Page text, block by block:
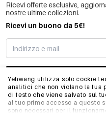
Yehwang utilizza solo cookie
analitici che non violano la tua
di testo che viene salvato sul
al tuo primo accesso a questo
sono necessari per il
Ricevi offerte esclusive,
nostre ultime collezioni.
Ricevi un buono da 5€!
MI STO
INFO